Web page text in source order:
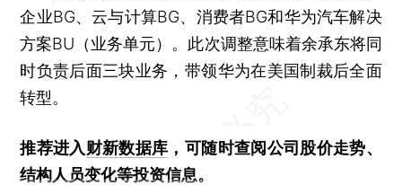
企业BG、云与计算BG、消费者BG和华为汽车解决
方案BU（业务单元）。此次调整意味着余承东将同
时负责后面三块业务，带领华为在美国制裁后全面
转型。
推荐进入财新数据库 ，可随时查阅公司股价走势、
结构人员变化等投资信息。